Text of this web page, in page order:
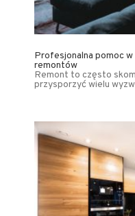
Profesjonalna pomoc
remontów
Remont to często
przysporzyć wielu